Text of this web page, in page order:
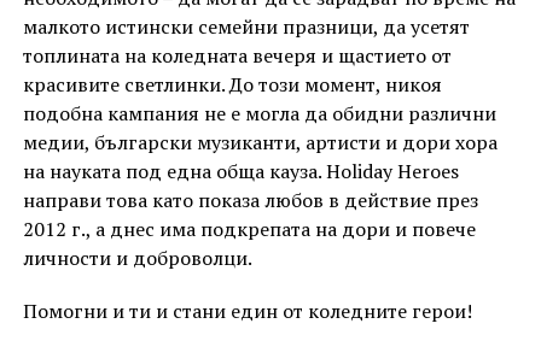
малкото истински семейни празници, да усетят
топлината на коледната вечеря и щастието от
красивите светлинки. До този момент, никоя
подобна кампания не е могла да обидни различни
медии, български музиканти, артисти и дори хора
на науката под една обща кауза. Holiday Heroes
направи това като показа любов в действие през
2012 г., а днес има подкрепата на дори и повече
личности и доброволци.
Помогни и ти и стани един от коледните герои!